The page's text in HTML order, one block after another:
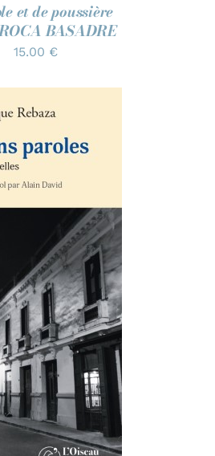
et de poussière
BASADRE
15.00 €
PANIER
/